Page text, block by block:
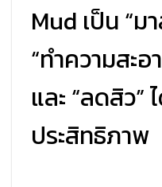
Mud เป็น “ม
“ทำความสะ
และ “ลดสิว”
ประสิทธิภาพ